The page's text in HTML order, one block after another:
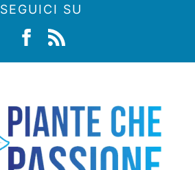
SEGUICI SU